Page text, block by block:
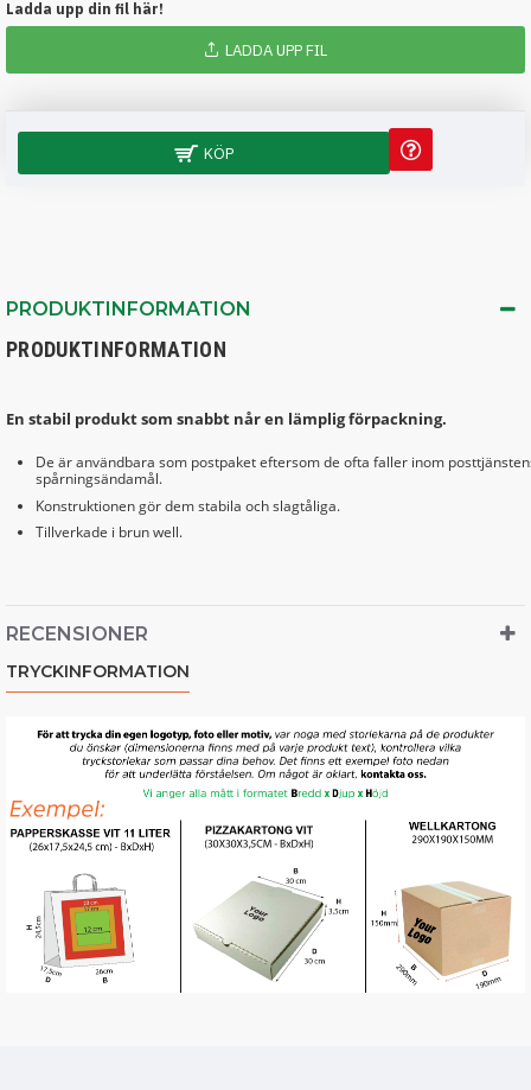
Ladda upp din fil här!
LADDA UPP FIL
KÖP
PRODUKTINFORMATION
PRODUKTINFORMATION
En stabil produkt som snabbt når en lämplig förpackning.
De är användbara som postpaket eftersom de ofta faller inom
spårningsändamål.
Konstruktionen gör dem stabila och slagtåliga.
Tillverkade i brun well.
RECENSIONER
TRYCKINFORMATION